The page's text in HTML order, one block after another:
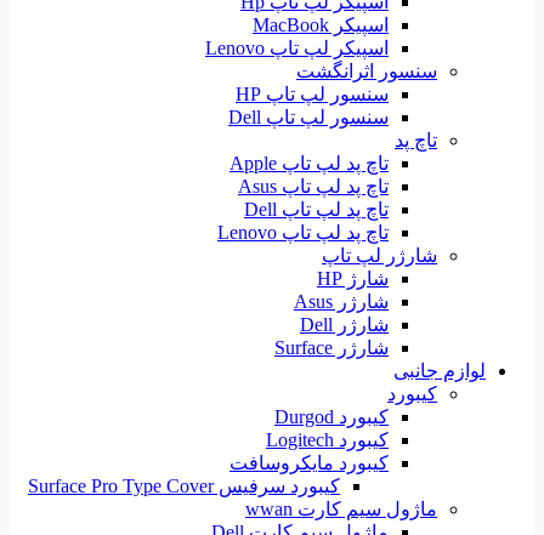
اسپیکر MacBook
اسپیکر لپ تاپ Lenovo
سنسور اثرانگشت
سنسور لپ تاپ HP
سنسور لپ تاپ Dell
تاچ پد
تاچ پد لپ تاپ Apple
تاچ پد لپ تاپ Asus
تاچ پد لپ تاپ Dell
تاچ پد لپ تاپ Lenovo
شارژر لپ تاپ
شارژ HP
شارژر Asus
شارژر Dell
شارژر Surface
لوازم جانبی
کیبورد
کیبورد Durgod
کیبورد Logitech
کیبورد مایکروسافت
کیبورد سرفیس Surface Pro Type Cover
ماژول سیم کارت wwan